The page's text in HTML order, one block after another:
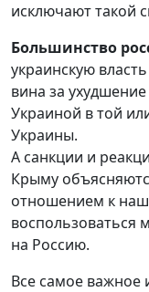
исключают такой
Большинство
украинскую
вина за
Украиной в той
Украины.
А санкции и
Крыму
отношением к
воспользоваться
на Россию.
Все самое важное